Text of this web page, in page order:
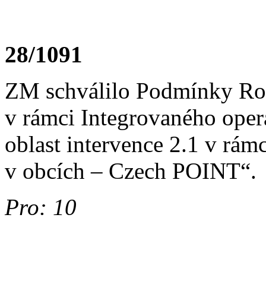
28/1091
ZM schválilo Podmínky
v rámci Integrovaného
oblast intervence 2.1 v
v obcích – Czech POINT“.
Pro: 10